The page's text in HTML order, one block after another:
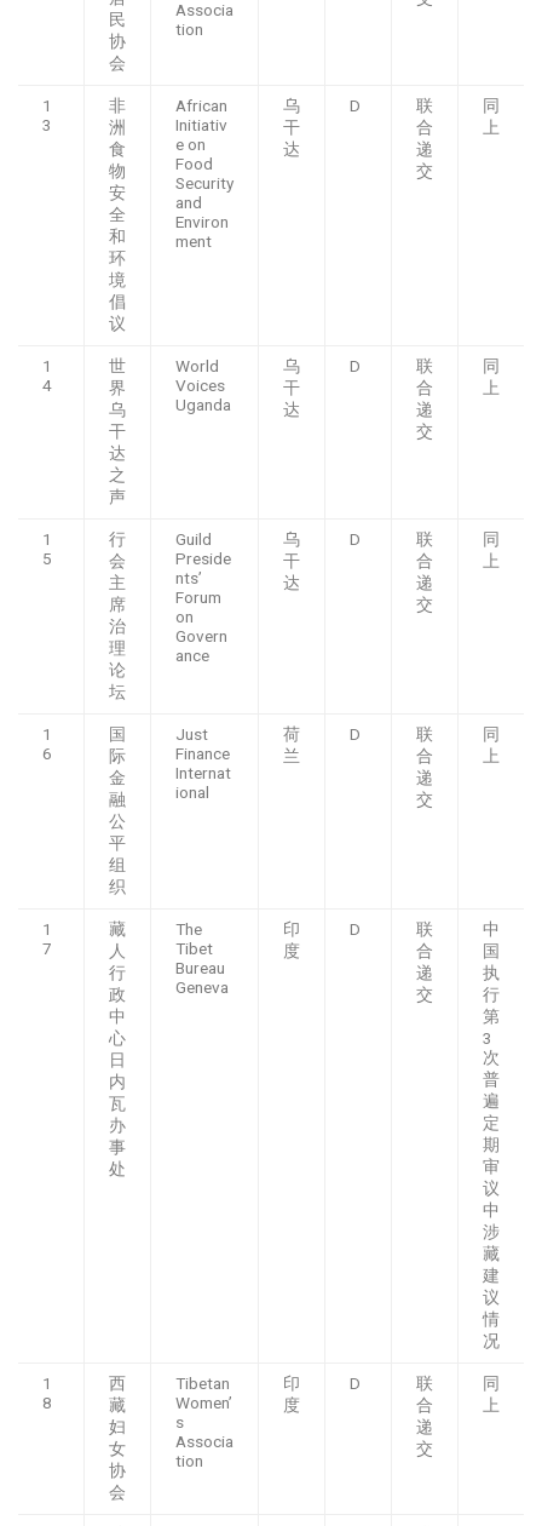
民
协
会
Associa
tion
1
3
非
洲
食
物
安
全
和
环
境
倡
议
African
Initiativ
e on
Food
Security
and
Environ
ment
乌
干
达
D
联
合
递
交
同
上
1
4
世
界
乌
干
达
之
声
World
Voices
Uganda
乌
干
达
D
联
合
递
交
同
上
1
5
行
会
主
席
治
理
论
坛
Guild
Preside
nts’
Forum
on
Govern
ance
乌
干
达
D
联
合
递
交
同
上
1
6
国
际
金
融
公
平
组
织
Just
Finance
Internat
ional
荷
兰
D
联
合
递
交
同
上
1
7
藏
人
行
政
中
心
日
内
瓦
办
事
处
The
Tibet
Bureau
Geneva
印
度
D
联
合
递
交
中
国
执
行
第
3
次
普
遍
定
期
审
议
中
涉
藏
建
议
情
况
1
8
西
藏
妇
女
协
会
Tibetan
Women’
s
Associa
tion
印
度
D
联
合
递
交
同
上